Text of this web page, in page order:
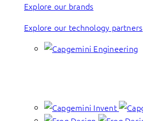
Explore our brands
Explore our technology partners